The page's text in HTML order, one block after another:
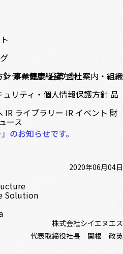
Solution
シティ健康経営方針
ュリティ・個人情報保護方針 品
針事業概要沿革会社案内・組織
IR ライブラリー IR イベント 財
ース
のお知らせです。
2020年06月04日
株式会社シイエヌエス
代表取締役社長 関根 政英